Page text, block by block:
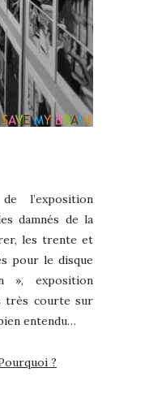
l’exposition
damnés de la
les trente et
pour le disque
», exposition
très courte sur
entendu…
?